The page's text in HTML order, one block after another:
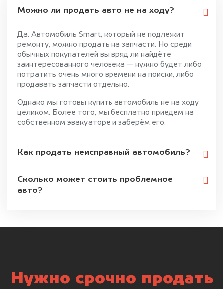
Можно ли продать авто не на ходу?
Да. Автомобиль Smart, который не подлежит
ремонту, можно продать на запчасти. Но среди
обычных покупателей вы вряд ли найдёте
заинтересованного человека — нужно будет либо
потратить очень много времени на поиски, либо
продавать запчасти отдельно.
Однако мы готовы купить автомобиль не на ходу
целиком. Более того, мы бесплатно приедем на
собственном эвакуаторе и заберём его.
Как продать неисправный автомобиль?
Сколько может стоить проблемное
авто?
Нужно срочно продать